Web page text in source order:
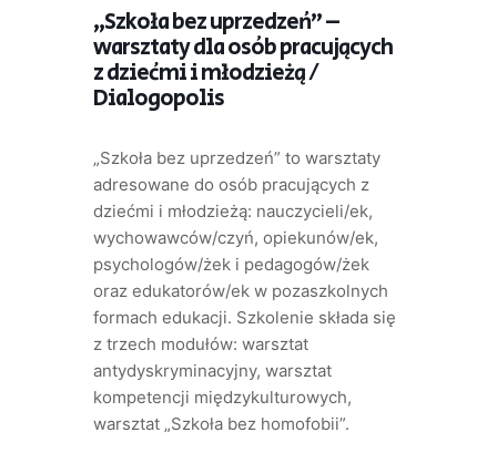
„Szkoła bez uprzedzeń” –
warsztaty dla osób pracujących
z dziećmi i młodzieżą /
Dialogopolis
„Szkoła bez uprzedzeń” to warsztaty
adresowane do osób pracujących z
dziećmi i młodzieżą: nauczycieli/ek,
wychowawców/czyń, opiekunów/ek,
psychologów/żek i pedagogów/żek
oraz edukatorów/ek w pozaszkolnych
formach edukacji. Szkolenie składa się
z trzech modułów: warsztat
antydyskryminacyjny, warsztat
kompetencji międzykulturowych,
warsztat „Szkoła bez homofobii”.